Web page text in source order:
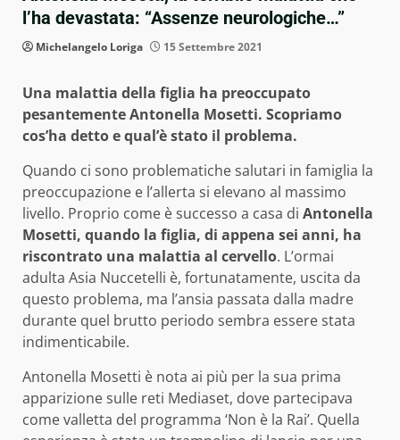
l’ha devastata: “Assenze neurologiche…”
Michelangelo Loriga 15 Settembre 2021
Una malattia della figlia ha preoccupato
pesantemente Antonella Mosetti. Scopriamo
cos’ha detto e qual’è stato il problema.
Quando ci sono problematiche salutari in famiglia la
preoccupazione e l’allerta si elevano al massimo
livello. Proprio come è successo a casa di Antonella
Mosetti, quando la figlia, di appena sei anni, ha
riscontrato una malattia al cervello. L’ormai
adulta Asia Nuccetelli è, fortunatamente, uscita da
questo problema, ma l’ansia passata dalla madre
durante quel brutto periodo sembra essere stata
indimenticabile.
Antonella Mosetti è nota ai più per la sua prima
apparizione sulle reti Mediaset, dove partecipava
come valletta del programma ‘Non è la Rai’. Quella